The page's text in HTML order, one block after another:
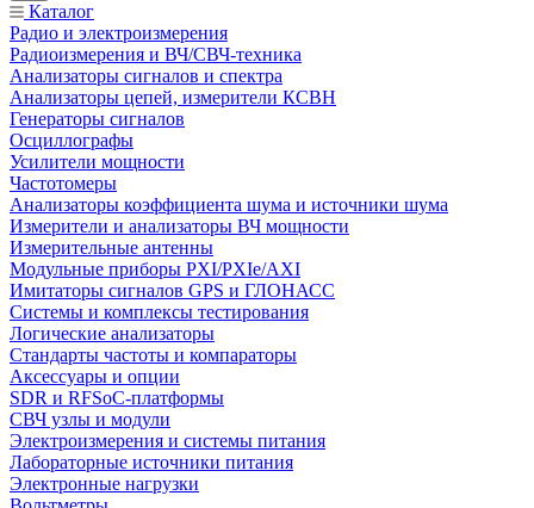
Каталог
Радио и электроизмерения
Радиоизмерения и ВЧ/СВЧ-техника
Анализаторы сигналов и спектра
Анализаторы цепей, измерители КСВН
Генераторы сигналов
Осциллографы
Усилители мощности
Частотомеры
Анализаторы коэффициента шума и источники шума
Измерители и анализаторы ВЧ мощности
Измерительные антенны
Модульные приборы PXI/PXIe/AXI
Имитаторы сигналов GPS и ГЛОНАСС
Системы и комплексы тестирования
Логические анализаторы
Стандарты частоты и компараторы
Аксессуары и опции
SDR и RFSoC‑платформы
СВЧ узлы и модули
Электроизмерения и системы питания
Лабораторные источники питания
Электронные нагрузки